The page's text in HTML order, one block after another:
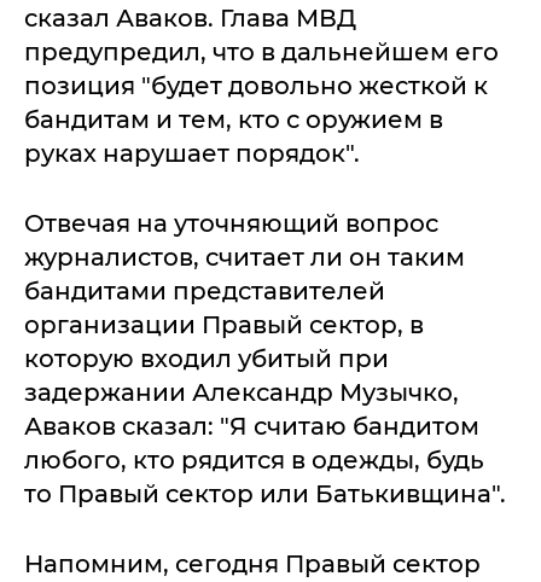
сказал Аваков. Глава МВД
предупредил, что в дальнейшем его
позиция "будет довольно жесткой к
бандитам и тем, кто с оружием в
руках нарушает порядок".
Отвечая на уточняющий вопрос
журналистов, считает ли он таким
бандитами представителей
организации Правый сектор, в
которую входил убитый при
задержании Александр Музычко,
Аваков сказал: "Я считаю бандитом
любого, кто рядится в одежды, будь
то Правый сектор или Батькивщина".
Напомним, сегодня Правый сектор